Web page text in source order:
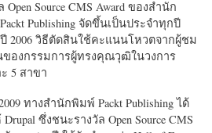
Open Source CMS Award ของสำนัก
Publishing จัดขึ้นเป็นประจำทุกปี
2006 วิธีตัดสินใช้คะแนนโหวตจากผู้ชม
ของกรรมการผู้ทรงคุณวุฒิในวงการ
5 สาขา
ทางสำนักพิมพ์ Packt Publishing ได้
ซึ่งชนะรางวัล Open Source CMS